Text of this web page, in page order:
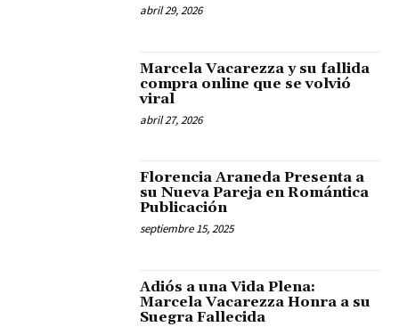
abril 29, 2026
Marcela Vacarezza y su fallida
compra online que se volvió
viral
abril 27, 2026
Florencia Araneda Presenta a
su Nueva Pareja en Romántica
Publicación
septiembre 15, 2025
Adiós a una Vida Plena:
Marcela Vacarezza Honra a su
Suegra Fallecida